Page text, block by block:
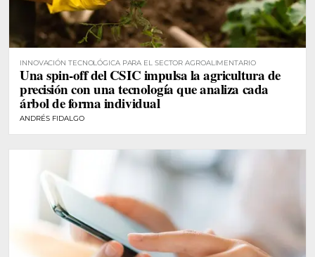
INNOVACIÓN TECNOLÓGICA PARA EL SECTOR AGROALIMENTARIO
Una spin-off del CSIC impulsa la agricultura de
precisión con una tecnología que analiza cada
árbol de forma individual
ANDRÉS FIDALGO